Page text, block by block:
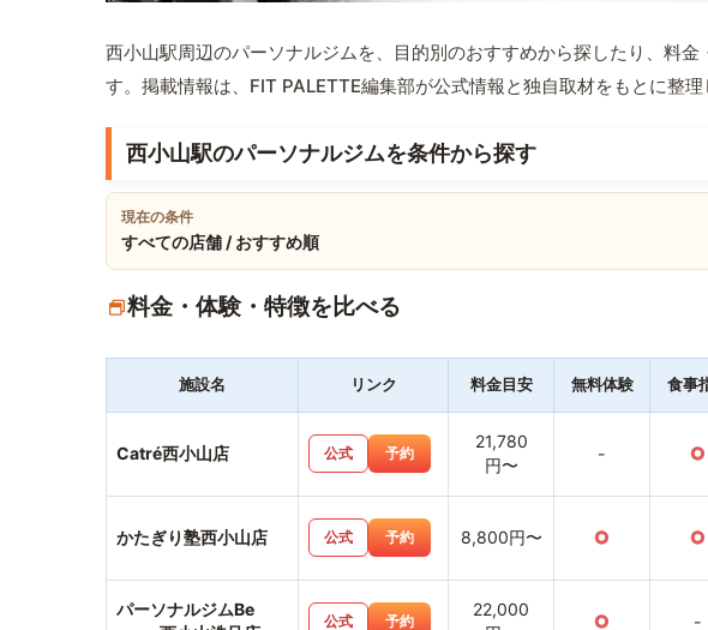
西小山駅周辺のパーソナルジムを、目的別のおすすめから探したり、料
す。掲載情報は、FIT PALETTE編集部が公式情報と独自取材をもとに整理
西小山駅のパーソナルジムを条件から探す
現在の条件
すべての店舗 / おすすめ順
料金・体験・特徴を比べる
施設名 リンク 料金目安 無料体験 食事
Catré西小山店 公式 予約
21,780
円〜
- ○
かたぎり塾西小山店 公式 予約 8,800円〜 ○ ○
パーソナルジムBe
公式 予約
22,000
○ -